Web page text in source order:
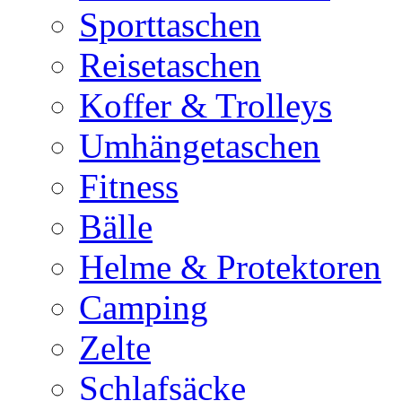
Sporttaschen
Reisetaschen
Koffer & Trolleys
Umhängetaschen
Fitness
Bälle
Helme & Protektoren
Camping
Zelte
Schlafsäcke